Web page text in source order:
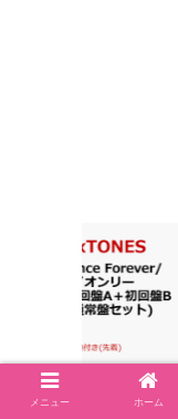
メニュー ホーム